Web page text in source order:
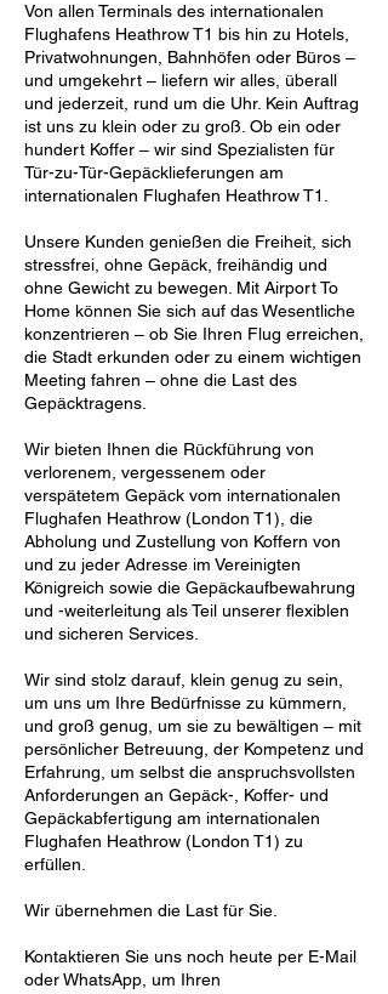
Von allen Terminals des internationalen
Flughafens Heathrow T1 bis hin zu Hotels,
Privatwohnungen, Bahnhöfen oder Büros –
und umgekehrt – liefern wir alles, überall
und jederzeit, rund um die Uhr. Kein Auftrag
ist uns zu klein oder zu groß. Ob ein oder
hundert Koffer – wir sind Spezialisten für
Tür-zu-Tür-Gepäcklieferungen am
internationalen Flughafen Heathrow T1.
Unsere Kunden genießen die Freiheit, sich
stressfrei, ohne Gepäck, freihändig und
ohne Gewicht zu bewegen. Mit Airport To
Home können Sie sich auf das Wesentliche
konzentrieren – ob Sie Ihren Flug erreichen,
die Stadt erkunden oder zu einem wichtigen
Meeting fahren – ohne die Last des
Gepäcktragens.
Wir bieten Ihnen die Rückführung von
verlorenem, vergessenem oder
verspätetem Gepäck vom internationalen
Flughafen Heathrow (London T1), die
Abholung und Zustellung von Koffern von
und zu jeder Adresse im Vereinigten
Königreich sowie die Gepäckaufbewahrung
und -weiterleitung als Teil unserer flexiblen
und sicheren Services.
Wir sind stolz darauf, klein genug zu sein,
um uns um Ihre Bedürfnisse zu kümmern,
und groß genug, um sie zu bewältigen – mit
persönlicher Betreuung, der Kompetenz und
Erfahrung, um selbst die anspruchsvollsten
Anforderungen an Gepäck-, Koffer- und
Gepäckabfertigung am internationalen
Flughafen Heathrow (London T1) zu
erfüllen.
Wir übernehmen die Last für Sie.
Kontaktieren Sie uns noch heute per E-Mail
oder WhatsApp, um Ihren